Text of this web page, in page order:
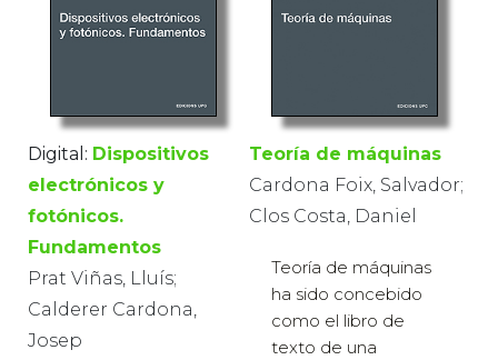
Digital: Dispositivos
electrónicos y
fotónicos.
Fundamentos
Prat Viñas, Lluís;
Calderer Cardona,
Josep
Teoría de máquinas
Cardona Foix, Salvador;
Clos Costa, Daniel
Teoría de máquinas
ha sido concebido
como el libro de
texto de una